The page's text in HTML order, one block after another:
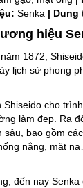
Senka | Dung
hiệu
1872,
lịch sử phong
Shiseido cho
làm đẹp. Ra
sâu, bao gồm
nắng, mặt
đến nay